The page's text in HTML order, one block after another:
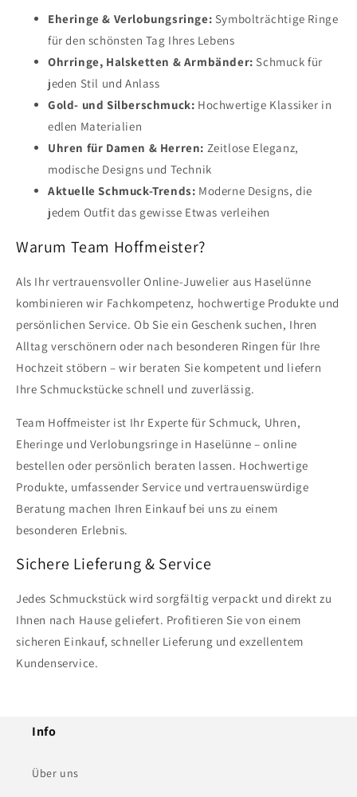
Eheringe & Verlobungsringe: Symbolträchtige Ringe
für den schönsten Tag Ihres Lebens
Ohrringe, Halsketten & Armbänder: Schmuck für
jeden Stil und Anlass
Gold- und Silberschmuck: Hochwertige Klassiker in
edlen Materialien
Uhren für Damen & Herren: Zeitlose Eleganz,
modische Designs und Technik
Aktuelle Schmuck-Trends: Moderne Designs, die
jedem Outfit das gewisse Etwas verleihen
Warum Team Hoffmeister?
Als Ihr vertrauensvoller Online-Juwelier aus Haselünne
kombinieren wir Fachkompetenz, hochwertige Produkte und
persönlichen Service. Ob Sie ein Geschenk suchen, Ihren
Alltag verschönern oder nach besonderen Ringen für Ihre
Hochzeit stöbern – wir beraten Sie kompetent und liefern
Ihre Schmuckstücke schnell und zuverlässig.
Team Hoffmeister ist Ihr Experte für Schmuck, Uhren,
Eheringe und Verlobungsringe in Haselünne – online
bestellen oder persönlich beraten lassen. Hochwertige
Produkte, umfassender Service und vertrauenswürdige
Beratung machen Ihren Einkauf bei uns zu einem
besonderen Erlebnis.
Sichere Lieferung & Service
Jedes Schmuckstück wird sorgfältig verpackt und direkt zu
Ihnen nach Hause geliefert. Profitieren Sie von einem
sicheren Einkauf, schneller Lieferung und exzellentem
Kundenservice.
Info
Über uns